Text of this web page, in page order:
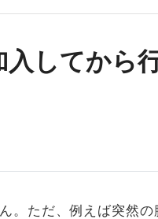
入してから
。ただ、例えば突然